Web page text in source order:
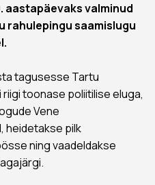
aastapäevaks valminud
rahulepingu saamislugu
tagusesse Tartu
toonase poliitilise eluga,
Vene
heidetakse pilk
ning vaadeldakse